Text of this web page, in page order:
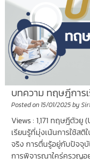
บทความ ทฤษฎีการ
Posted on 15/01/2025by
Views : 1,171 ทฤษฎีตัวยู
เรียนรู้ที่มุ่งเน้นการใช้ส
จริง การตื่นรู้อยู่กับปัจจุ
การพิจารณาใคร่ครวญอ